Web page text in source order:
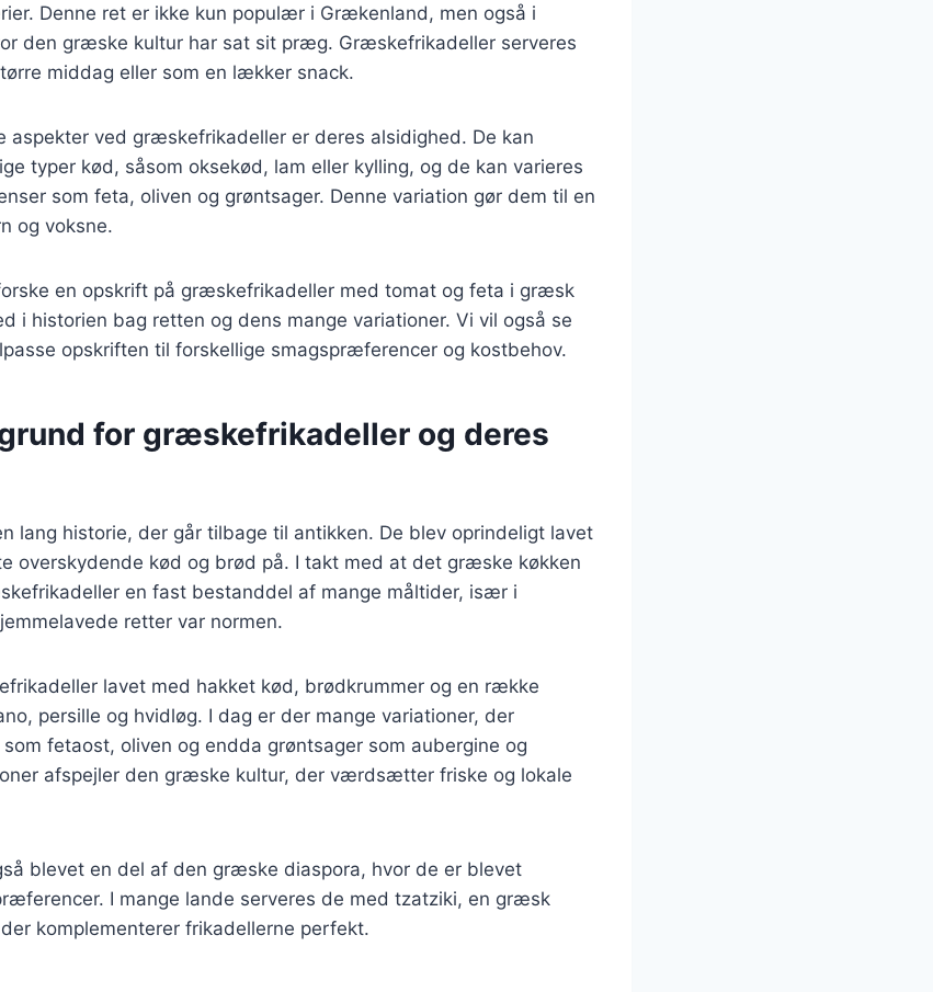
Denne ret er ikke kun populær i Grækenland, men også i
den græske kultur har sat sit præg. Græskefrikadeller serveres
middag eller som en lækker snack.
aspekter ved græskefrikadeller er deres alsidighed. De kan
typer kød, såsom oksekød, lam eller kylling, og de kan varieres
som feta, oliven og grøntsager. Denne variation gør dem til en
og voksne.
en opskrift på græskefrikadeller med tomat og feta i græsk
i historien bag retten og dens mange variationer. Vi vil også se
opskriften til forskellige smagspræferencer og kostbehov.
for græskefrikadeller og deres
lang historie, der går tilbage til antikken. De blev oprindeligt lavet
overskydende kød og brød på. I takt med at det græske køkken
en fast bestanddel af mange måltider, især i
retter var normen.
lavet med hakket kød, brødkrummer og en række
persille og hvidløg. I dag er der mange variationer, der
fetaost, oliven og endda grøntsager som aubergine og
afspejler den græske kultur, der værdsætter friske og lokale
blevet en del af den græske diaspora, hvor de er blevet
I mange lande serveres de med tzatziki, en græsk
komplementerer frikadellerne perfekt.